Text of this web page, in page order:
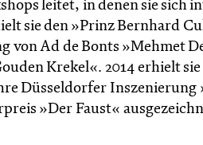
leitet, in denen sie sich
sie den »Prinz Bernhard
von Ad de Bonts »Mehmet
Krekel«. 2014 erhielt
Düsseldorfer Inszenierung
»Der Faust«